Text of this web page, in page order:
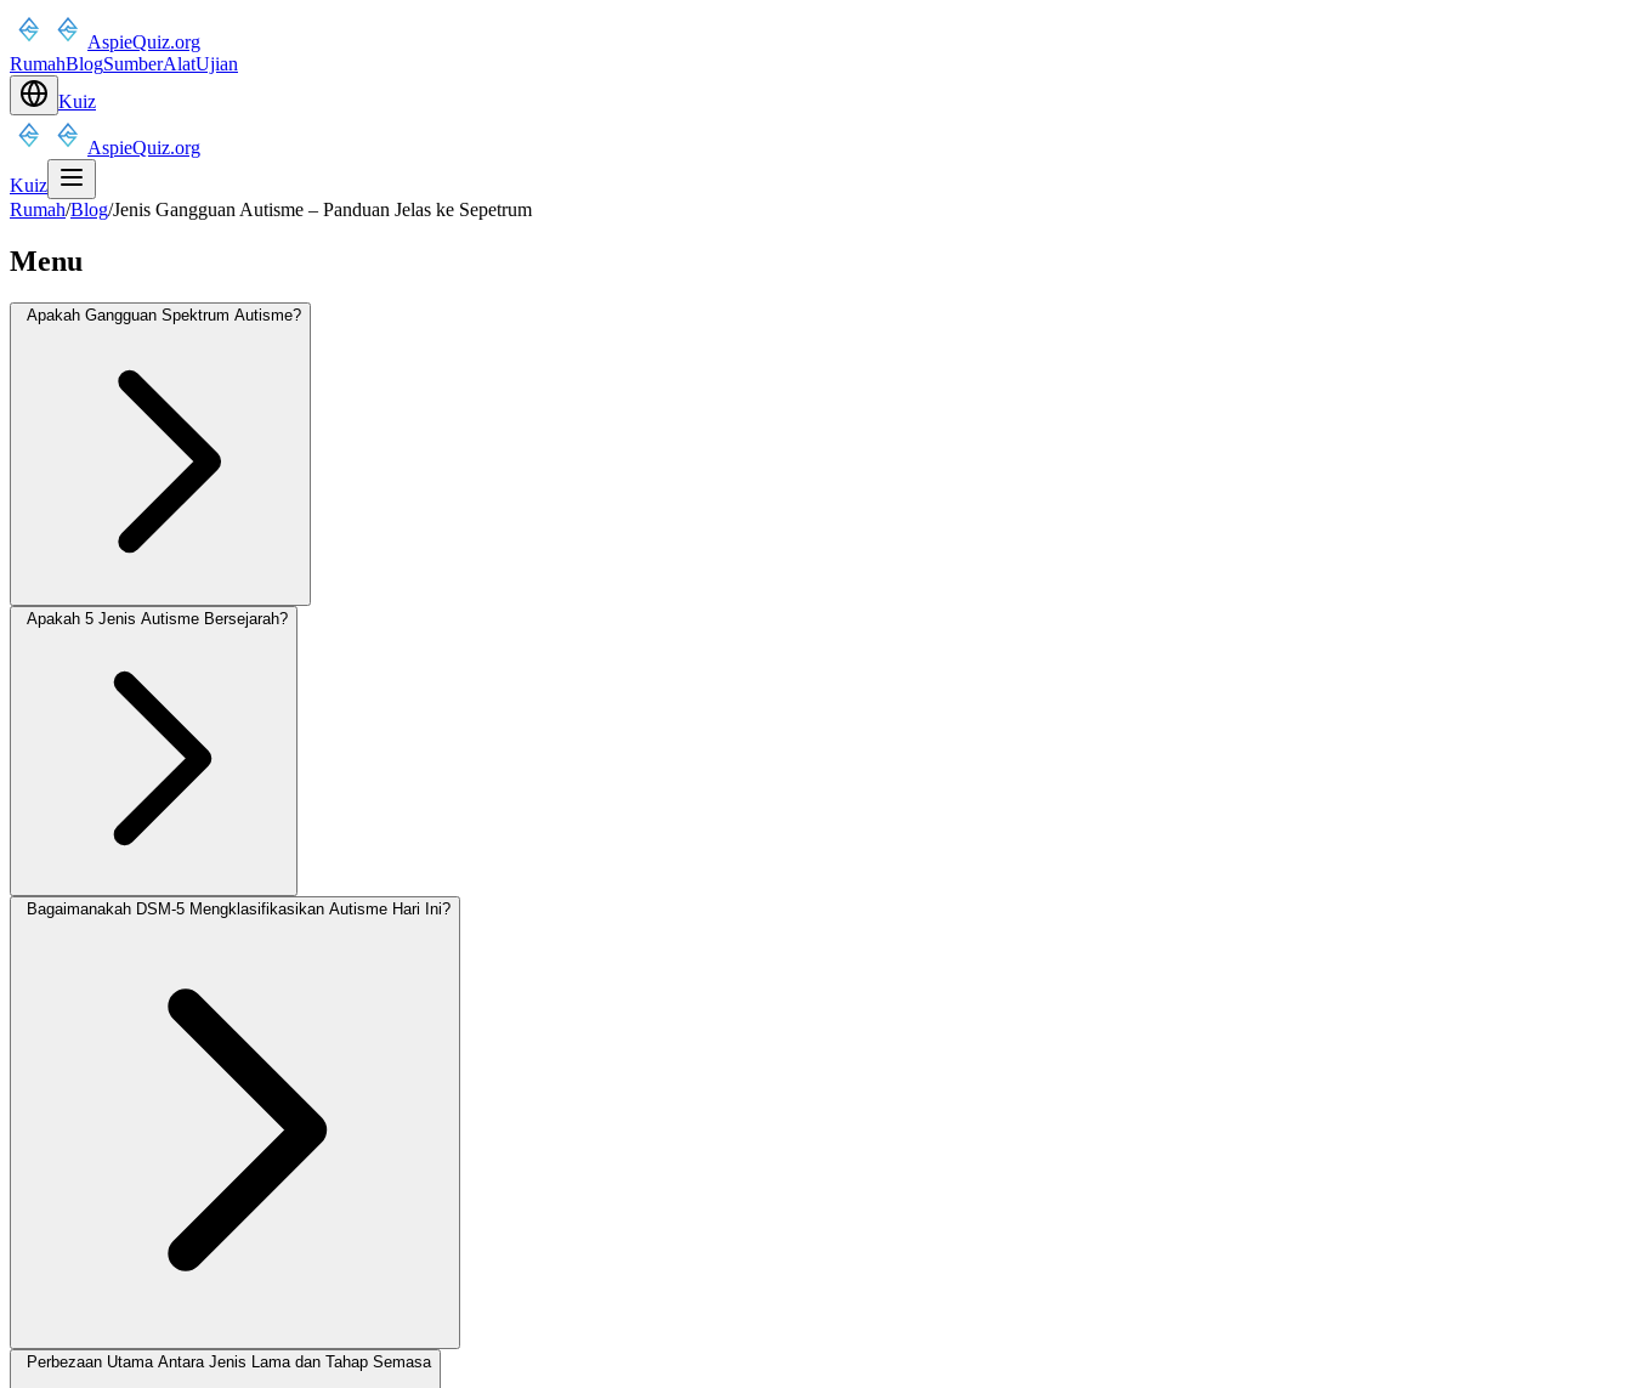
AspieQuiz.org
RumahBlogSumberAlatUjian
Kuiz
AspieQuiz.org
Kuiz
Rumah/Blog/Jenis Gangguan Autisme – Panduan Jelas ke Sepetrum
Menu
Apakah Gangguan Spektrum Autisme?
Apakah 5 Jenis Autisme Bersejarah?
Bagaimanakah DSM-5 Mengklasifikasikan Autisme Hari Ini?
Perbezaan Utama Antara Jenis Lama dan Tahap Semasa